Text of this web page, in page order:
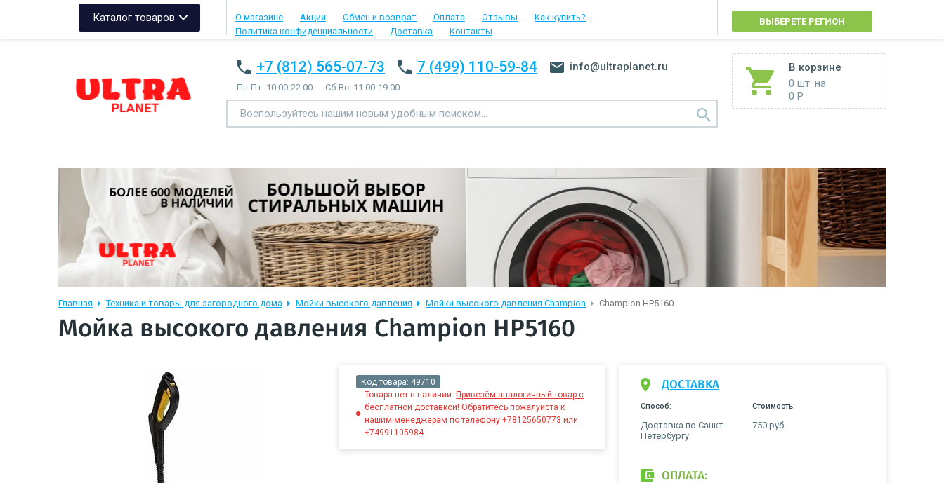
Каталог товаров О магазине Акции Обмен и возврат Оплата Отзывы
Как купить?
Политика конфиденциальности
Доставка Контакты
ВЫБЕРЕТЕ РЕГИОН
В корзине
0 шт. на
0 Р
+7 (812) 565-07-73 7 (499) 110-59-84 info@ultraplanet.ru
Пн-Пт: 10:00-22:00 Сб-Вс: 11:00-19:00
Главная Техника и товары для загородного дома Мойки высокого давления Мойки высокого давления Champion Champion HP5160
Мойка высокого давления Champion HP5160
Код товара: 49710
Товара нет в наличии.Привезём аналогичный товар с
бесплатной доставкой! Обратитесь пожалуйста к
нашим менеджерам по телефону +78125650773 или
+74991105984.
ДОСТАВКА
Способ: Стоимость:
Доставка по Санкт-
Петербургу:
750 руб.
ОПЛАТА: